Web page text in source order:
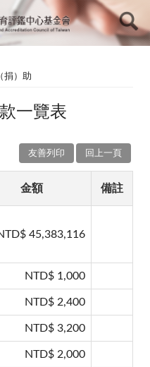
捐）助
一覽表
回上一頁
友善列印
金額 備註
45,383,116
NTD$ 1,000
NTD$ 2,400
NTD$ 3,200
NTD$ 2,000